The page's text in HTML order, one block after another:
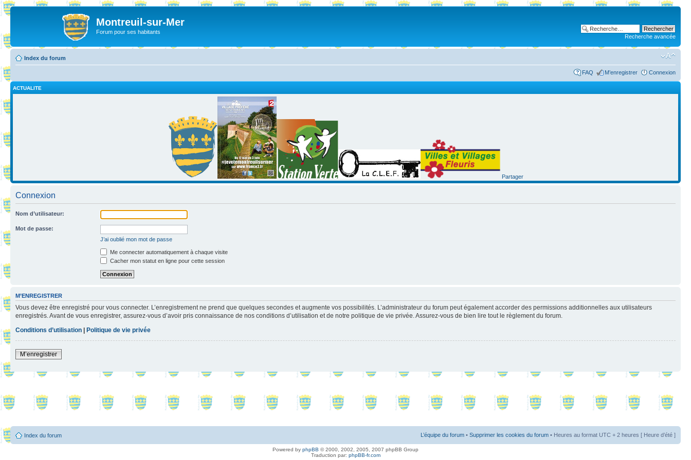
Montreuil-sur-Mer
Forum pour ses habitants
Recherche avancée
Index du forum
FAQ M’enregistrer Connexion
ACTUALITE
Partager
Connexion
Nom d’utilisateur:
Mot de passe:
J’ai oublié mon mot de passe
Me connecter automatiquement à chaque visite
Cacher mon statut en ligne pour cette session
M’ENREGISTRER
Vous devez être enregistré pour vous connecter. L’enregistrement ne prend que quelques secondes et augmente vos possibilités. L’administrateur du forum peut également accorder des permissions additionnelles aux utilisateurs
enregistrés. Avant de vous enregistrer, assurez-vous d’avoir pris connaissance de nos conditions d’utilisation et de notre politique de vie privée. Assurez-vous de bien lire tout le règlement du forum.
Conditions d’utilisation
Politique de vie privée
M’enregistrer
Index du forum L’équipe du forum • Supprimer les cookies du forum • Heures au format UTC + 2 heures [ Heure d’été ]
Powered by phpBB © 2000, 2002, 2005, 2007 phpBB Group
Traduction par: phpBB-fr.com